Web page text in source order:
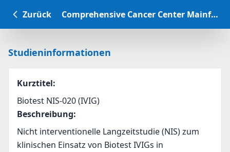
Zurück Comprehensive Cancer Center Mainfranken Studiendatenbank
Studieninformationen
Kurztitel:
Biotest NIS-020 (IVIG)
Beschreibung:
Nicht interventionelle Langzeitstudie (NIS) zum
klinischen Einsatz von Biotest IVIGs in